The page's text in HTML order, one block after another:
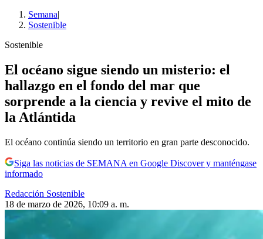
Semana|
Sostenible
Sostenible
El océano sigue siendo un misterio: el
hallazgo en el fondo del mar que
sorprende a la ciencia y revive el mito de
la Atlántida
El océano continúa siendo un territorio en gran parte desconocido.
Siga las noticias de SEMANA en Google Discover y manténgase
informado
Redacción Sostenible
18 de marzo de 2026, 10:09 a. m.